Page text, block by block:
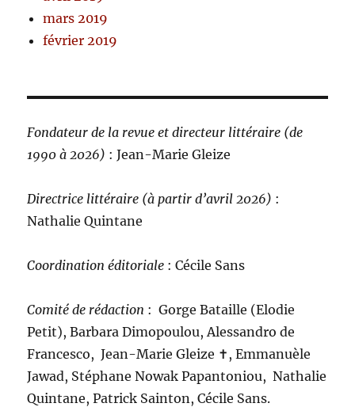
mars 2019
février 2019
Fondateur de la revue et directeur littéraire (de
1990 à 2026) : Jean-Marie Gleize
Directrice littéraire (à partir d’avril 2026) :
Nathalie Quintane
Coordination éditoriale : Cécile Sans
Comité de rédaction : Gorge Bataille (Elodie
Petit), Barbara Dimopoulou, Alessandro de
Francesco, Jean-Marie Gleize ‪✝︎, Emmanuèle
Jawad, Stéphane Nowak Papantoniou, Nathalie
Quintane, Patrick Sainton, Cécile Sans.